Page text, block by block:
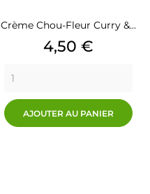
Crème Chou-Fleur Curry &...
Prix
4,50 €
AJOUTER AU PANIER